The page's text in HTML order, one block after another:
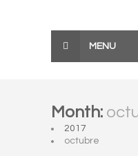
MENU
Month:
2017
octubre